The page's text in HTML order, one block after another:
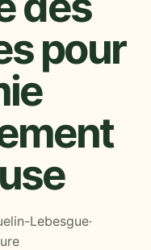
pour
Lebesgue·